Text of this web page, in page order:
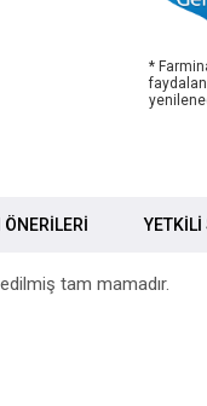
*
ÖNERILERI YETKİLİ
tam mamadır.